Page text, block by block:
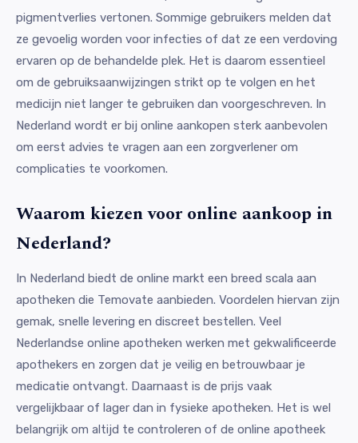
pigmentverlies vertonen. Sommige gebruikers melden dat
ze gevoelig worden voor infecties of dat ze een verdoving
ervaren op de behandelde plek. Het is daarom essentieel
om de gebruiksaanwijzingen strikt op te volgen en het
medicijn niet langer te gebruiken dan voorgeschreven. In
Nederland wordt er bij online aankopen sterk aanbevolen
om eerst advies te vragen aan een zorgverlener om
complicaties te voorkomen.
Waarom kiezen voor online aankoop in
Nederland?
In Nederland biedt de online markt een breed scala aan
apotheken die Temovate aanbieden. Voordelen hiervan zijn
gemak, snelle levering en discreet bestellen. Veel
Nederlandse online apotheken werken met gekwalificeerde
apothekers en zorgen dat je veilig en betrouwbaar je
medicatie ontvangt. Daarnaast is de prijs vaak
vergelijkbaar of lager dan in fysieke apotheken. Het is wel
belangrijk om altijd te controleren of de online apotheek